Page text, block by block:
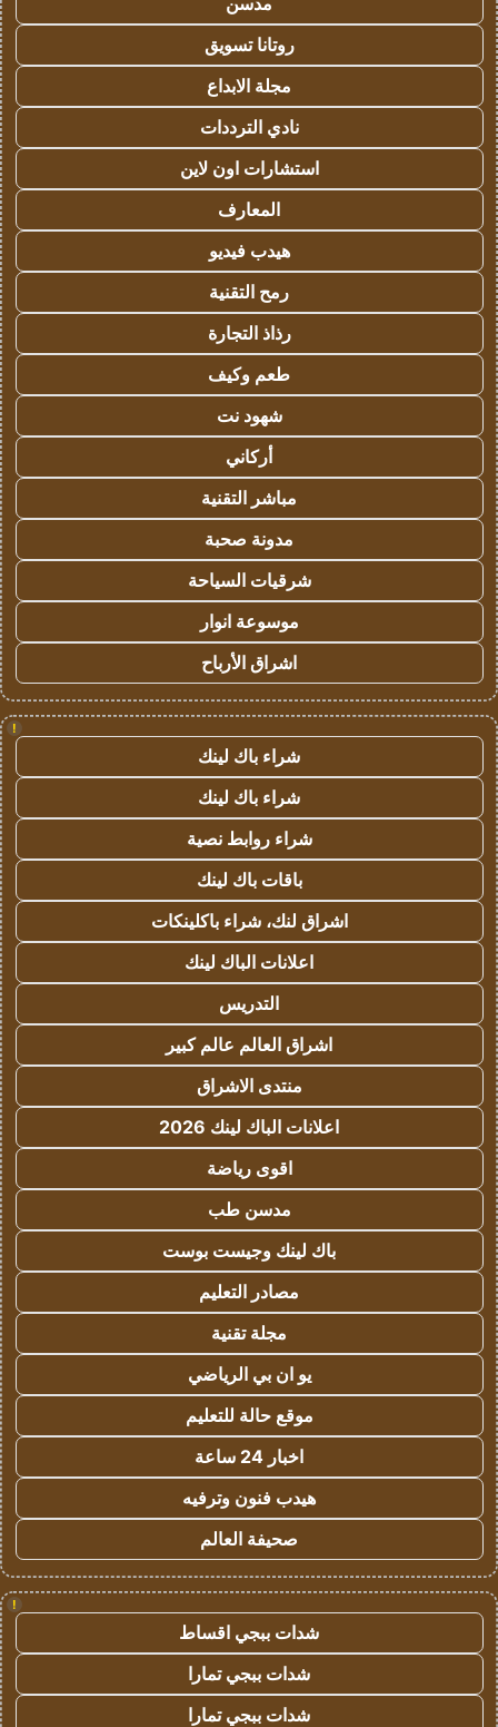
روتانا تسويق
مجلة الابداع
نادي الترددات
استشارات اون لاين
المعارف
هيدب فيديو
رمح التقنية
رذاذ التجارة
طعم وكيف
شهود نت
أركاني
مباشر التقنية
مدونة صحبة
شرقيات السياحة
موسوعة انوار
اشراق الأرباح
!
شراء باك لينك
شراء باك لينك
شراء روابط نصية
باقات باك لينك
اشراق لنك، شراء باكلينكات
اعلانات الباك لينك
التدريس
اشراق العالم عالم كبير
منتدى الاشراق
اعلانات الباك لينك 2026
اقوى رياضة
مدسن طب
باك لينك وجيست بوست
مصادر التعليم
مجلة تقنية
يو ان بي الرياضي
موقع حالة للتعليم
اخبار 24 ساعة
هيدب فنون وترفيه
صحيفة العالم
!
شدات ببجي اقساط
شدات ببجي تمارا
شدات ببجي تمارا